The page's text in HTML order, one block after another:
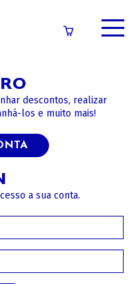
descontos, realizar
los e muito mais!
a sua conta.